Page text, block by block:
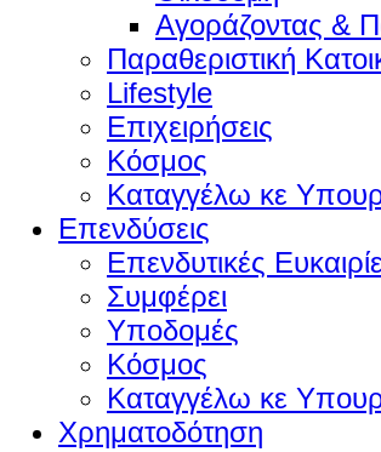
Αγοράζοντας &
Παραθεριστική
Lifestyle
Επιχειρήσεις
Κόσμος
Καταγγέλω κε
Επενδύσεις
Επενδυτικές
Συμφέρει
Υποδομές
Κόσμος
Καταγγέλω κε
Χρηματοδότηση